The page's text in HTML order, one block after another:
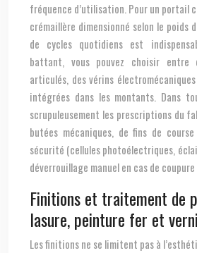
fréquence d’utilisation. Pour un portail
crémaillère dimensionné selon le poids
de cycles quotidiens est
battant, vous pouvez choisir entre
articulés, des vérins
intégrées dans les montants. Dans
scrupuleusement les prescriptions du
butées mécaniques, de fins de
sécurité (cellules photoélectriques,
déverrouillage manuel en cas de
Finitions et traitement de
lasure, peinture fer et
Les finitions ne se limitent pas à